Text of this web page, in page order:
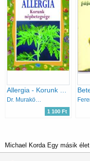
Allergia - Korunk népbetegsége
Dr. Muraközy Györgyi
1 100 Ft
Michael Korda Egy másik